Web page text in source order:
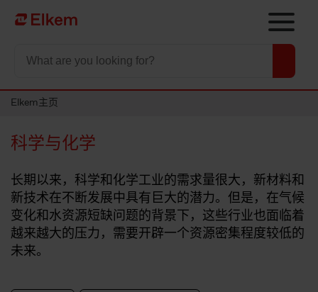
Skip to main content
To start page
Elkem主页
科学与化学
长期以来，科学和化学工业的需求量很大，新材料和
新技术在不断发展中具有巨大的潜力。但是，在气候
变化和水资源短缺问题的背景下，这些行业也面临着
越来越大的压力，需要开辟一个资源密集程度较低的
未来。